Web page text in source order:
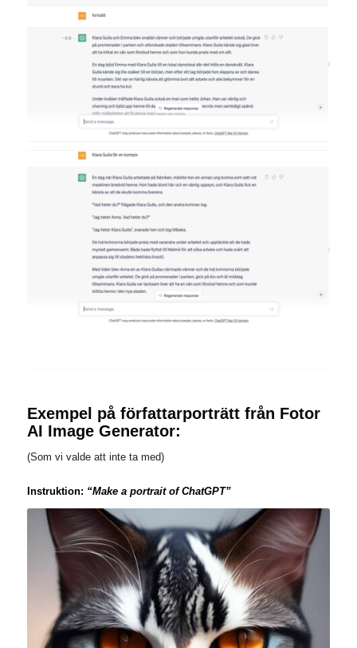
Exempel på författarporträtt från Fotor
AI Image Generator:
(Som vi valde att inte ta med)
Instruktion: “Make a portrait of ChatGPT”